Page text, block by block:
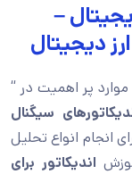
–
دیجیتال
موارد پر اهمیت در “
سیگنال
انجام انواع تحلیل
اندیکاتور برای